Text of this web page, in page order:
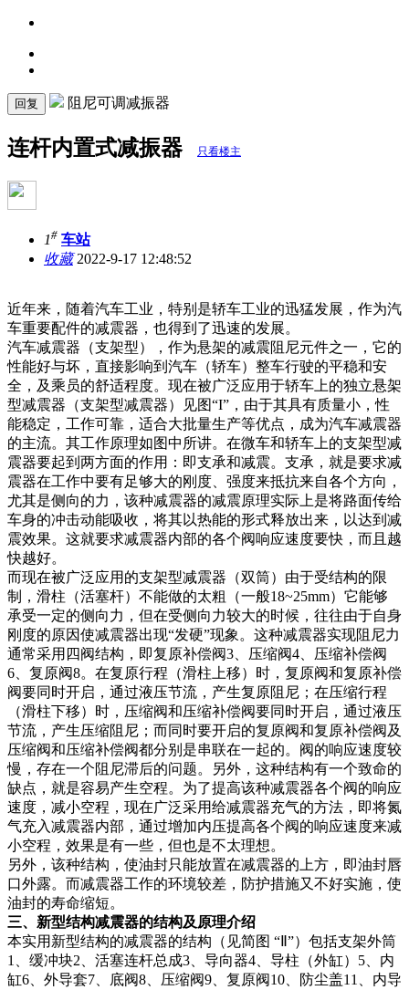
回复 阻尼可调减振器
连杆内置式减振器 只看楼主
1# 车站
收藏2022-9-17 12:48:52
近年来，随着汽车工业，特别是轿车工业的迅猛发展，作为汽
车重要配件的减震器，也得到了迅速的发展。
汽车减震器（支架型），作为悬架的减震阻尼元件之一，它的
性能好与坏，直接影响到汽车（轿车）整车行驶的平稳和安
全，及乘员的舒适程度。现在被广泛应用于轿车上的独立悬架
型减震器（支架型减震器）见图“I”，由于其具有质量小，性
能稳定，工作可靠，适合大批量生产等优点，成为汽车减震器
的主流。其工作原理如图中所讲。在微车和轿车上的支架型减
震器要起到两方面的作用：即支承和减震。支承，就是要求减
震器在工作中要有足够大的刚度、强度来抵抗来自各个方向，
尤其是侧向的力，该种减震器的减震原理实际上是将路面传给
车身的冲击动能吸收，将其以热能的形式释放出来，以达到减
震效果。这就要求减震器内部的各个阀响应速度要快，而且越
快越好。
而现在被广泛应用的支架型减震器（双筒）由于受结构的限
制，滑柱（活塞杆）不能做的太粗（一般18~25mm）它能够
承受一定的侧向力，但在受侧向力较大的时候，往往由于自身
刚度的原因使减震器出现“发硬”现象。这种减震器实现阻尼力
通常采用四阀结构，即复原补偿阀3、压缩阀4、压缩补偿阀
6、复原阀8。在复原行程（滑柱上移）时，复原阀和复原补偿
阀要同时开启，通过液压节流，产生复原阻尼；在压缩行程
（滑柱下移）时，压缩阀和压缩补偿阀要同时开启，通过液压
节流，产生压缩阻尼；而同时要开启的复原阀和复原补偿阀及
压缩阀和压缩补偿阀都分别是串联在一起的。阀的响应速度较
慢，存在一个阻尼滞后的问题。另外，这种结构有一个致命的
缺点，就是容易产生空程。为了提高该种减震器各个阀的响应
速度，减小空程，现在广泛采用给减震器充气的方法，即将氮
气充入减震器内部，通过增加内压提高各个阀的响应速度来减
小空程，效果是有一些，但也是不太理想。
另外，该种结构，使油封只能放置在减震器的上方，即油封唇
口外露。而减震器工作的环境较差，防护措施又不好实施，使
油封的寿命缩短。
三、新型结构减震器的结构及原理介绍
本实用新型结构的减震器的结构（见简图 “Ⅱ”）包括支架外筒
1、缓冲块2、活塞连杆总成3、导向器4、导柱（外缸）5、内
缸6、外导套7、底阀8、压缩阀9、复原阀10、防尘盖11、内导